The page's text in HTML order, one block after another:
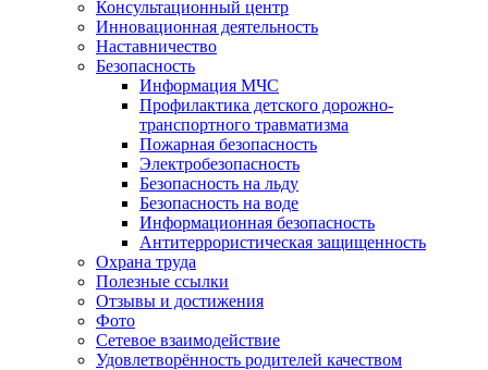
Консультационный центр
Инновационная деятельность
Наставничество
Безопасность
Информация МЧС
Профилактика детского дорожно-
транспортного травматизма
Пожарная безопасность
Электробезопасность
Безопасность на льду
Безопасность на воде
Информационная безопасность
Антитеррористическая защищенность
Охрана труда
Полезные ссылки
Отзывы и достижения
Фото
Сетевое взаимодействие
Удовлетворённость родителей качеством